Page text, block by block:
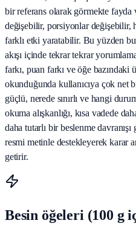
bir referans olarak görmekte
değişebilir, porsiyonlar değişebilir,
farklı etki yaratabilir. Bu yüzden
akışı içinde tekrar tekrar
farkı, puan farkı ve öğe bazındaki
okunduğunda kullanıcıya çok net
güçlü, nerede sınırlı ve hangi
okuma alışkanlığı, kısa vadede
daha tutarlı bir beslenme
resmi metinle destekleyerek karar
getirir.
Besin öğeleri (100 g